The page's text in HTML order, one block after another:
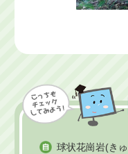
球状花崗岩(き